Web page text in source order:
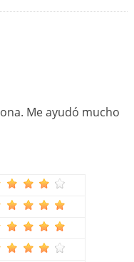
Me ayudó mucho